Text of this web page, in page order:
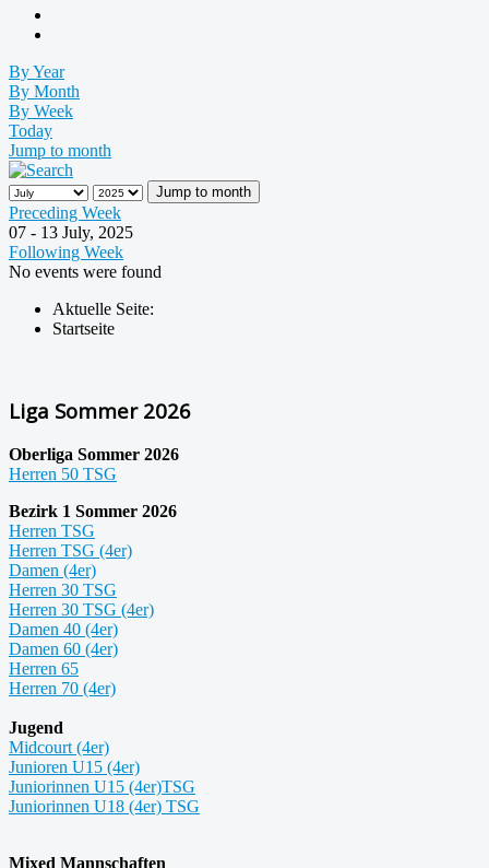
By Year
By Month
By Week
Today
Jump to month
Jump to month
Preceding Week
07 - 13 July, 2025
Following Week
No events were found
Aktuelle Seite:
Startseite
Liga Sommer 2026
Oberliga Sommer 2026
Herren 50 TSG
Bezirk 1 Sommer 2026
Herren TSG
Herren TSG (4er)
Damen (4er)
Herren 30 TSG
Herren 30 TSG (4er)
Damen 40 (4er)
Damen 60 (4er)
Herren 65
Herren 70 (4er)
Jugend
Midcourt (4er)
Junioren U15 (4er)
Juniorinnen U15 (4er)TSG
Juniorinnen U18 (4er) TSG
Mixed Mannschaften